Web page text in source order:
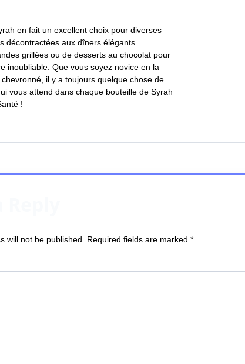
en fait un excellent choix pour diverses
décontractées aux dîners élégants.
grillées ou de desserts au chocolat pour
inoubliable. Que vous soyez novice en la
il y a toujours quelque chose de
vous attend dans chaque bouteille de Syrah
!
will not be published. Required fields are marked *